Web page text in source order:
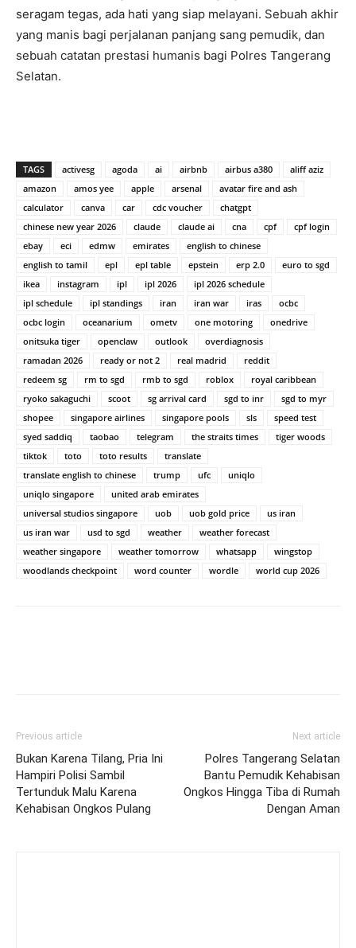
seragam tegas, ada hati yang siap melayani. Sebuah akhir
yang manis bagi perjalanan panjang sang pemudik, dan
sebuah catatan prestasi humanis bagi Polres Tangerang
Selatan.
TAGS activesg agoda ai airbnb airbus a380
aliff aziz
amazon
amos yee apple arsenal
avatar fire and ash
calculator
canva car cdc voucher
chatgpt
chinese new year 2026
claude claude ai cna cpf
cpf login
ebay
eci edmw emirates
english to chinese
english to tamil
epl epl table epstein erp 2.0
euro to sgd
ikea
instagram ipl ipl 2026
ipl 2026 schedule
ipl schedule
ipl standings iran iran war iras
ocbc
ocbc login
oceanarium ometv one motoring
onedrive
onitsuka tiger
openclaw outlook
overdiagnosis
ramadan 2026
ready or not 2 real madrid
reddit
redeem sg
rm to sgd rmb to sgd roblox
royal caribbean
ryoko sakaguchi
scoot sg arrival card sgd to inr
sgd to myr
shopee
singapore airlines singapore pools sls
speed test
syed saddiq
taobao telegram the straits times
tiger woods
tiktok
toto toto results
translate
translate english to chinese
trump ufc
uniqlo
uniqlo singapore
united arab emirates
universal studios singapore
uob uob gold price
us iran
us iran war
usd to sgd weather
weather forecast
weather singapore
weather tomorrow whatsapp
wingstop
woodlands checkpoint
word counter wordle world cup 2026
Previous article
Bukan Karena Tilang, Pria Ini
Hampiri Polisi Sambil
Tertunduk Malu Karena
Kehabisan Ongkos Pulang
Next article
Polres Tangerang Selatan
Bantu Pemudik Kehabisan
Ongkos Hingga Tiba di Rumah
Dengan Aman